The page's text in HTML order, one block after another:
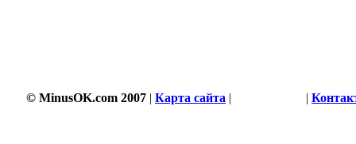
© MinusOK.com 2007 | Карта сайта | |